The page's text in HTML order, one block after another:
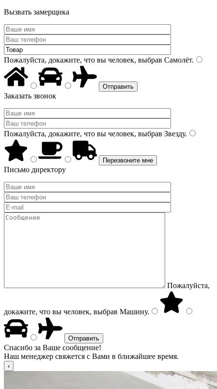
Вызвать замерщика
Пожалуйста, докажите, что вы человек, выбрав Самолёт.
Заказать звонок
Пожалуйста, докажите, что вы человек, выбрав Звезду.
Письмо директору
Пожалуйста,
докажите, что вы человек, выбрав Машину.
Спасибо за Ваше сообщение!
Наш менеджер свяжется с Вами в ближайшее время.